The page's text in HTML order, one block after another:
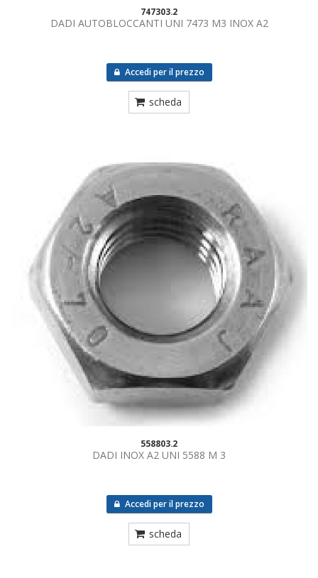
747303.2
DADI AUTOBLOCCANTI UNI 7473 M3 INOX A2
Accedi per il prezzo
scheda
558803.2
DADI INOX A2 UNI 5588 M 3
Accedi per il prezzo
scheda